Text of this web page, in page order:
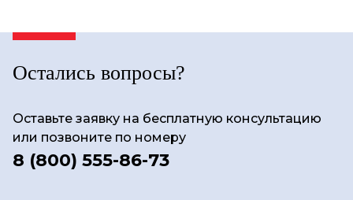
Остались вопросы?
Оставьте заявку на бесплатную консультацию
или позвоните по номеру
8 (800) 555-86-73